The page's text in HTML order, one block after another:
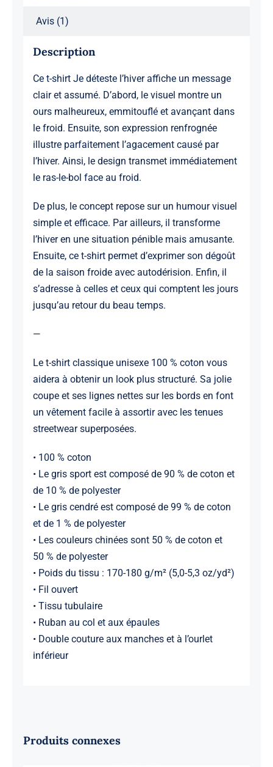
Avis (1)
Description
Ce t-shirt Je déteste l’hiver affiche un message
clair et assumé. D’abord, le visuel montre un
ours malheureux, emmitouflé et avançant dans
le froid. Ensuite, son expression renfrognée
illustre parfaitement l’agacement causé par
l’hiver. Ainsi, le design transmet immédiatement
le ras-le-bol face au froid.
De plus, le concept repose sur un humour visuel
simple et efficace. Par ailleurs, il transforme
l’hiver en une situation pénible mais amusante.
Ensuite, ce t-shirt permet d’exprimer son dégoût
de la saison froide avec autodérision. Enfin, il
s’adresse à celles et ceux qui comptent les jours
jusqu’au retour du beau temps.
—
Le t-shirt classique unisexe 100 % coton vous
aidera à obtenir un look plus structuré. Sa jolie
coupe et ses lignes nettes sur les bords en font
un vêtement facile à assortir avec les tenues
streetwear superposées.
• 100 % coton
• Le gris sport est composé de 90 % de coton et
de 10 % de polyester
• Le gris cendré est composé de 99 % de coton
et de 1 % de polyester
• Les couleurs chinées sont 50 % de coton et
50 % de polyester
• Poids du tissu : 170-180 g/m² (5,0-5,3 oz/yd²)
• Fil ouvert
• Tissu tubulaire
• Ruban au col et aux épaules
• Double couture aux manches et à l’ourlet
inférieur
Produits connexes